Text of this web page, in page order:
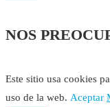
NOS
Este sitio usa cookies
uso de la web. Aceptar